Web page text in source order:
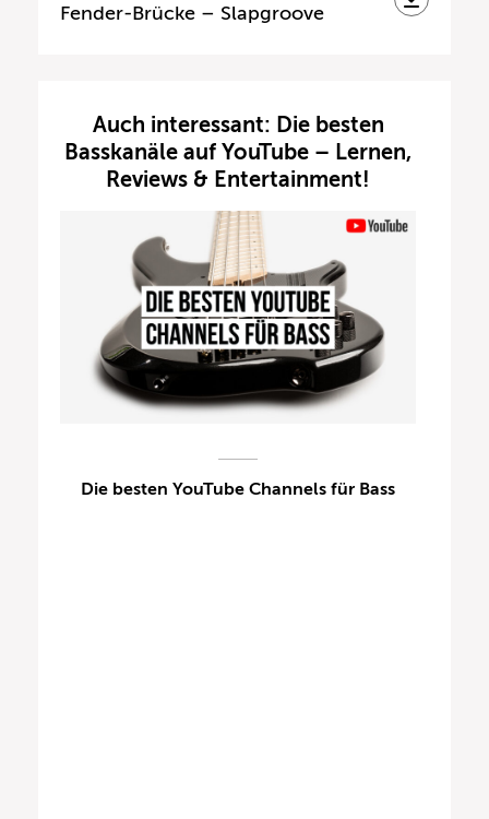
Fender-Brücke – Slapgroove
Auch interessant: Die besten
Basskanäle auf YouTube – Lernen,
Reviews & Entertainment!
Die besten YouTube Channels für Bass